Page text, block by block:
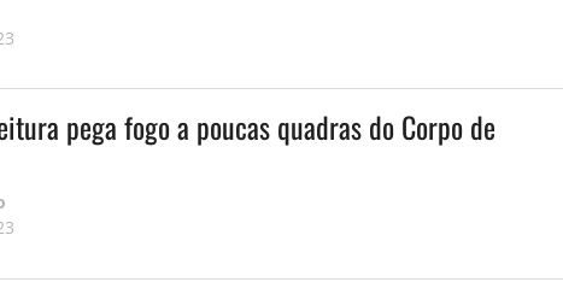
pega fogo a poucas quadras do Corpo de